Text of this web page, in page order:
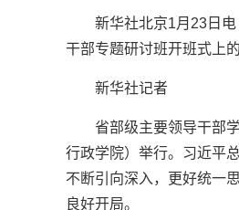
新华社北京1月23日
干部专题研讨班开班式上
新华社记者
省部级主要领导干部
行政学院）举行。习近平
不断引向深入，更好统一
良好开局。